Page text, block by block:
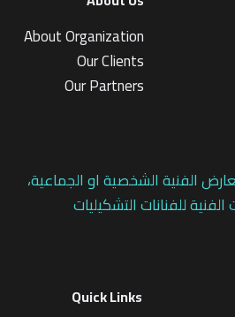
About Organization
Our Clients
Our Partners
الفنية الشخصية او الجماعية،
للفنانات التشكيليات
Quick Links